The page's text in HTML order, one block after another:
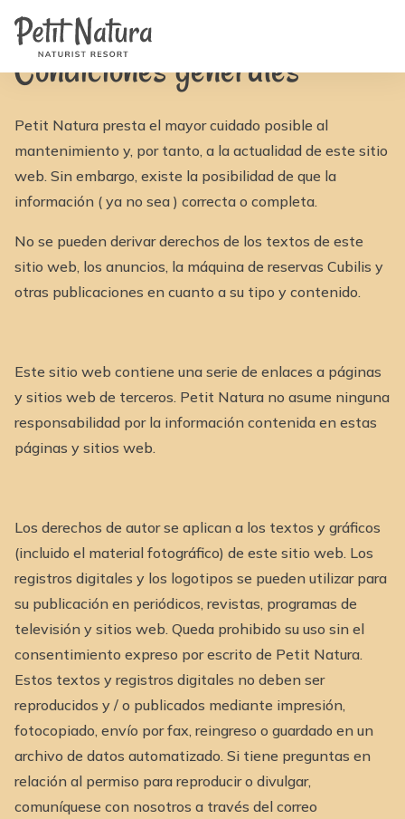
Habitaciones
Fotos
Instalaciones
FAQ
Contacto
NL
EN
IT
ES
Disponibilidad y Precios
Condiciones generales
Petit Natura presta el mayor cuidado posible al
mantenimiento y, por tanto, a la actualidad de este sitio
web. Sin embargo, existe la posibilidad de que la
información ( ya no sea ) correcta o completa.
No se pueden derivar derechos de los textos de este
sitio web, los anuncios, la máquina de reservas Cubilis y
otras publicaciones en cuanto a su tipo y contenido.
Este sitio web contiene una serie de enlaces a páginas
y sitios web de terceros. Petit Natura no asume ninguna
responsabilidad por la información contenida en estas
páginas y sitios web.
Los derechos de autor se aplican a los textos y gráficos
(incluido el material fotográfico) de este sitio web. Los
registros digitales y los logotipos se pueden utilizar para
su publicación en periódicos, revistas, programas de
televisión y sitios web. Queda prohibido su uso sin el
consentimiento expreso por escrito de Petit Natura.
Estos textos y registros digitales no deben ser
reproducidos y / o publicados mediante impresión,
fotocopiado, envío por fax, reingreso o guardado en un
archivo de datos automatizado. Si tiene preguntas en
relación al permiso para reproducir o divulgar,
comuníquese con nosotros a través del correo